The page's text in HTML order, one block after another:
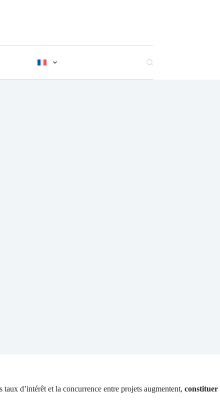
d’intérêt et la concurrence entre projets augmentent, constituer